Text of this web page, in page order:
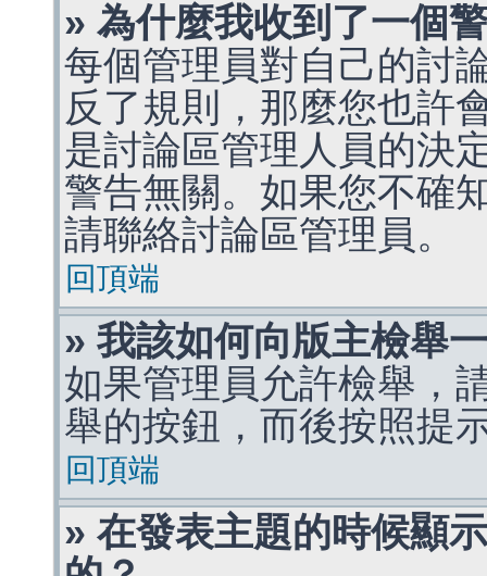
» 為什麼我收到了一個
每個管理員對自己的討
反了規則，那麼您也許
是討論區管理人員的決
警告無關。如果您不確
請聯絡討論區管理員。
回頂端
» 我該如何向版主檢舉
如果管理員允許檢舉，
舉的按鈕，而後按照提
回頂端
» 在發表主題的時候顯